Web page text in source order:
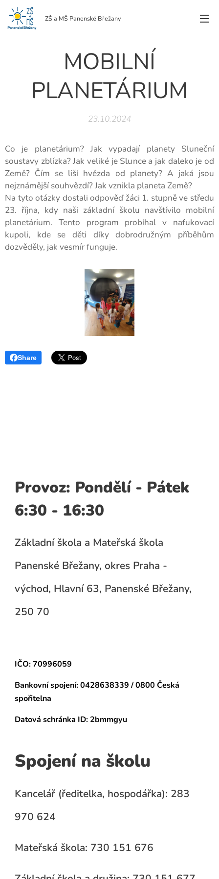
ZŠ a MŠ Panenské Břežany
MOBILNÍ
PLANETÁRIUM
23.10.2024
Co je planetárium? Jak vypadají planety Sluneční
soustavy zblízka? Jak veliké je Slunce a jak daleko je od
Země? Čím se liší hvězda od planety? A jaká jsou
nejznámější souhvězdí? Jak vznikla planeta Země?
Na tyto otázky dostali odpověď žáci 1. stupně ve středu
23. října, kdy naši základní školu navštívilo mobilní
planetárium. Tento program probíhal v nafukovací
kupoli, kde se děti díky dobrodružným příběhům
dozvěděly, jak vesmír funguje.
Share
Provoz: Pondělí - Pátek
6:30 - 16:30
Základní škola a Mateřská škola
Panenské Břežany, okres Praha -
východ, Hlavní 63, Panenské Břežany,
250 70
IČO: 70996059
Bankovní spojení:0428638339 / 0800 Česká
spořitelna
Datová schránka ID: 2bmmgyu
Spojení na školu
Kancelář (ředitelka, hospodářka): 283
970 624
Mateřská škola: 730 151 676